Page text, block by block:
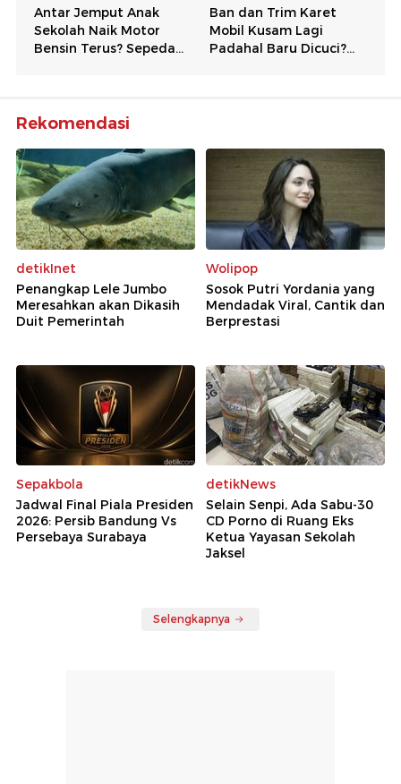
Rekomendasi
detikInet
Penangkap Lele Jumbo
Meresahkan akan Dikasih
Duit Pemerintah
Wolipop
Sosok Putri Yordania yang
Mendadak Viral, Cantik dan
Berprestasi
Sepakbola
Jadwal Final Piala Presiden
2026: Persib Bandung Vs
Persebaya Surabaya
detikNews
Selain Senpi, Ada Sabu-30
CD Porno di Ruang Eks
Ketua Yayasan Sekolah
Jaksel
Selengkapnya